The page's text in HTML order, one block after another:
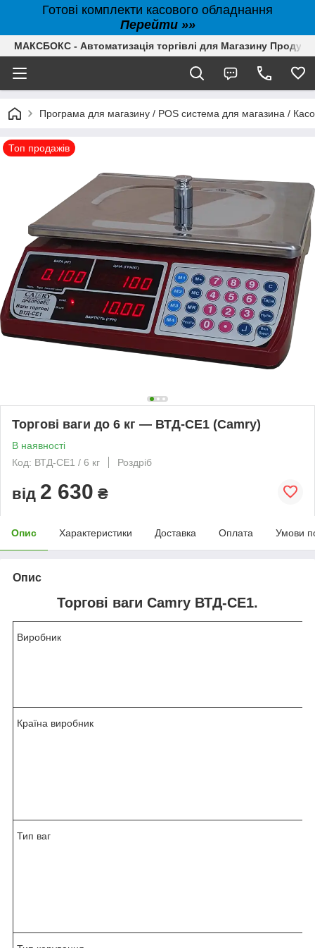
Готові комплекти касового обладнання
Перейти »»
МАКСБОКС - Автоматизація торгівлі для Магазину
Програма для магазину / POS система для магазина /
Топ продажів
Торгові ваги до 6 кг — ВТД-СE1 (Camry)
В наявності
Код: ВТД-СЕ1 / 6 кг
Роздріб
від 2 630 ₴
Опис Характеристики Доставка Оплата Умови
Опис
Торгові ваги Camry ВТД-СE1.
Виробник
Країна виробник
Тип ваг